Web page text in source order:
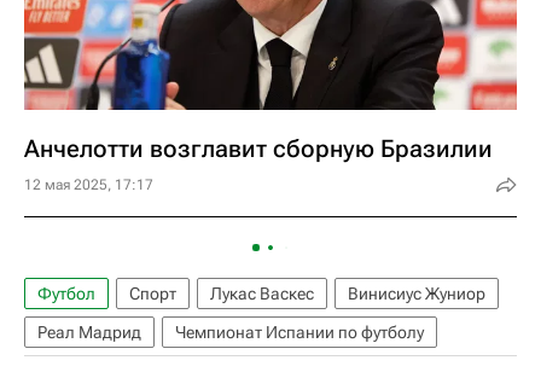
Анчелотти возглавит сборную Бразилии
12 мая 2025, 17:17
Футбол Спорт Лукас Васкес
Винисиус Жуниор
Реал Мадрид
Чемпионат Испании по футболу